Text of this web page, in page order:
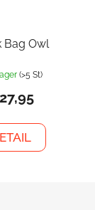
Bag Owl
(>5 St)